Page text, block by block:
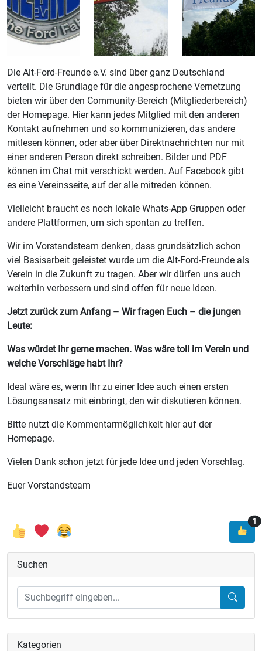
Die Alt-Ford-Freunde e.V. sind über ganz Deutschland
verteilt. Die Grundlage für die angesprochene Vernetzung
bieten wir über den Community-Bereich (Mitgliederbereich)
der Homepage. Hier kann jedes Mitglied mit den anderen
Kontakt aufnehmen und so kommunizieren, das andere
mitlesen können, oder aber über Direktnachrichten nur mit
einer anderen Person direkt schreiben. Bilder und PDF
können im Chat mit verschickt werden. Auf Facebook gibt
es eine Vereinsseite, auf der alle mitreden können.
Vielleicht braucht es noch lokale Whats-App Gruppen oder
andere Plattformen, um sich spontan zu treffen.
Wir im Vorstandsteam denken, dass grundsätzlich schon
viel Basisarbeit geleistet wurde um die Alt-Ford-Freunde als
Verein in die Zukunft zu tragen. Aber wir dürfen uns auch
weiterhin verbessern und sind offen für neue Ideen.
Jetzt zurück zum Anfang – Wir fragen Euch – die jungen
Leute:
Was würdet Ihr gerne machen. Was wäre toll im Verein und
welche Vorschläge habt Ihr?
Ideal wäre es, wenn Ihr zu einer Idee auch einen ersten
Lösungsansatz mit einbringt, den wir diskutieren können.
Bitte nutzt die Kommentarmöglichkeit hier auf der
Homepage.
Vielen Dank schon jetzt für jede Idee und jeden Vorschlag.
Euer Vorstandsteam
1
Suchen
Kategorien